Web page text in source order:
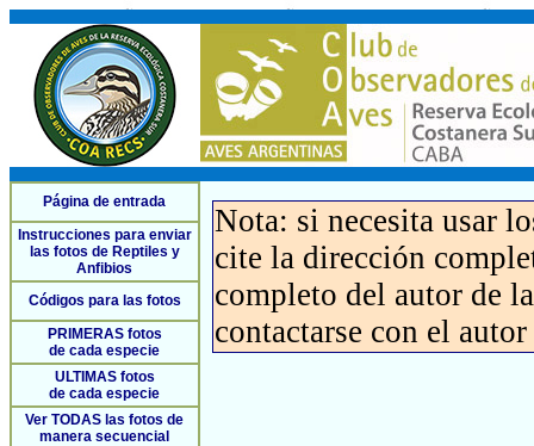
Página de entrada
Instrucciones para enviar
las fotos de Reptiles y
Anfibios
Códigos para las fotos
PRIMERAS fotos
de cada especie
ULTIMAS fotos
de cada especie
Ver TODAS las fotos de
manera secuencial
Nota: si necesita usar
cite la dirección
completo del autor de
contactarse con el